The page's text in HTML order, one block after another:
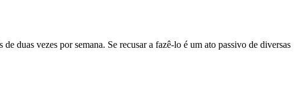
duas vezes por semana. Se recusar a fazê-lo é um ato passivo de diversas